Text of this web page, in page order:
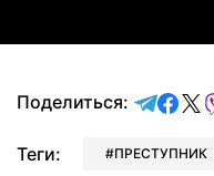
Поделиться:
Теги: ПРЕСТУПНИК